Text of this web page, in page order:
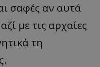
σαφές αν αυτά
με τις αρχαίες
τη